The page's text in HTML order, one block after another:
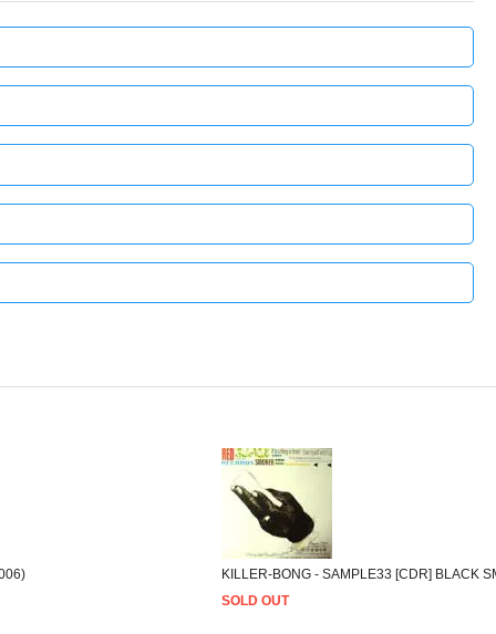
KILLER-BONG - SAMPLE33 [CDR] BLACK
SOLD OUT